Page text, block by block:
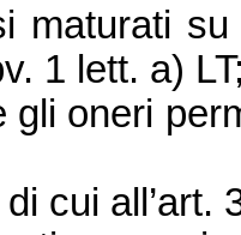
maturati
1 lett. a)
gli oneri
cui all’art.